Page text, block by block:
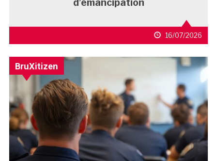
d’émancipation
16/07/2026
BruXitizen